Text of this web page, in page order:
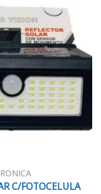
C/FOTOCELULA